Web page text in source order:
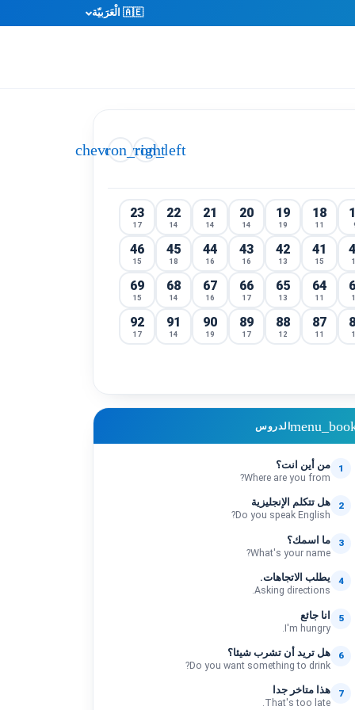
🇦🇪 الْعَرَبيّة
chevron_left
chevron_right
18
11
19
19
20
14
21
14
22
14
23
17
41
15
42
13
43
16
44
16
45
18
46
15
64
11
65
13
66
17
67
16
68
14
69
15
87
11
88
12
89
17
90
19
91
14
92
17
الدروس
1
من أين انت؟
Where are you from?
2
هل تتكلم الإنجليزية
Do you speak English?
3
ما اسمك؟
What's your name?
4
يطلب الاتجاهات.
Asking directions.
5
انا جائع
I'm hungry.
6
هل تريد أن تشرب شيئا؟
Do you want something to drink?
7
هذا متاخر جدا
That's too late.